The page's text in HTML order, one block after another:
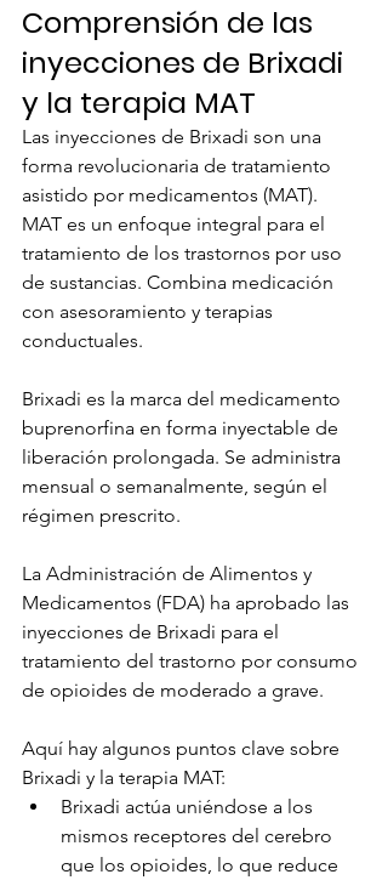
Comprensión de las
inyecciones de Brixadi
y la terapia MAT
Las inyecciones de Brixadi son una
forma revolucionaria de tratamiento
asistido por medicamentos (MAT).
MAT es un enfoque integral para el
tratamiento de los trastornos por uso
de sustancias. Combina medicación
con asesoramiento y terapias
conductuales.
Brixadi es la marca del medicamento
buprenorfina en forma inyectable de
liberación prolongada. Se administra
mensual o semanalmente, según el
régimen prescrito.
La Administración de Alimentos y
Medicamentos (FDA) ha aprobado las
inyecciones de Brixadi para el
tratamiento del trastorno por consumo
de opioides de moderado a grave.
Aquí hay algunos puntos clave sobre
Brixadi y la terapia MAT:
Brixadi actúa uniéndose a los
mismos receptores del cerebro
que los opioides, lo que reduce